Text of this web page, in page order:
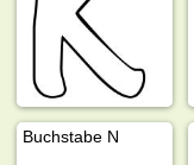
Buchstabe N